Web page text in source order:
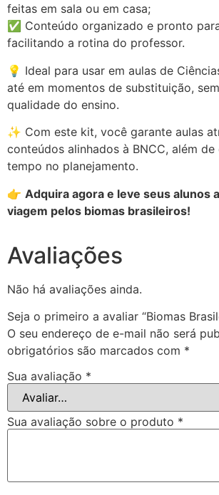
feitas em sala ou em casa;
✅ Conteúdo organizado e pronto
facilitando a rotina do professor.
💡 Ideal para usar em aulas de
até em momentos de substituição,
qualidade do ensino.
✨ Com este kit, você garante aulas
conteúdos alinhados à BNCC, além
tempo no planejamento.
👉 Adquira agora e leve seus alunos
viagem pelos biomas brasileiros!
Avaliações
Não há avaliações ainda.
Seja o primeiro a avaliar “Biomas
O seu endereço de e-mail não será
obrigatórios são marcados com *
Sua avaliação *
Sua avaliação sobre o produto *